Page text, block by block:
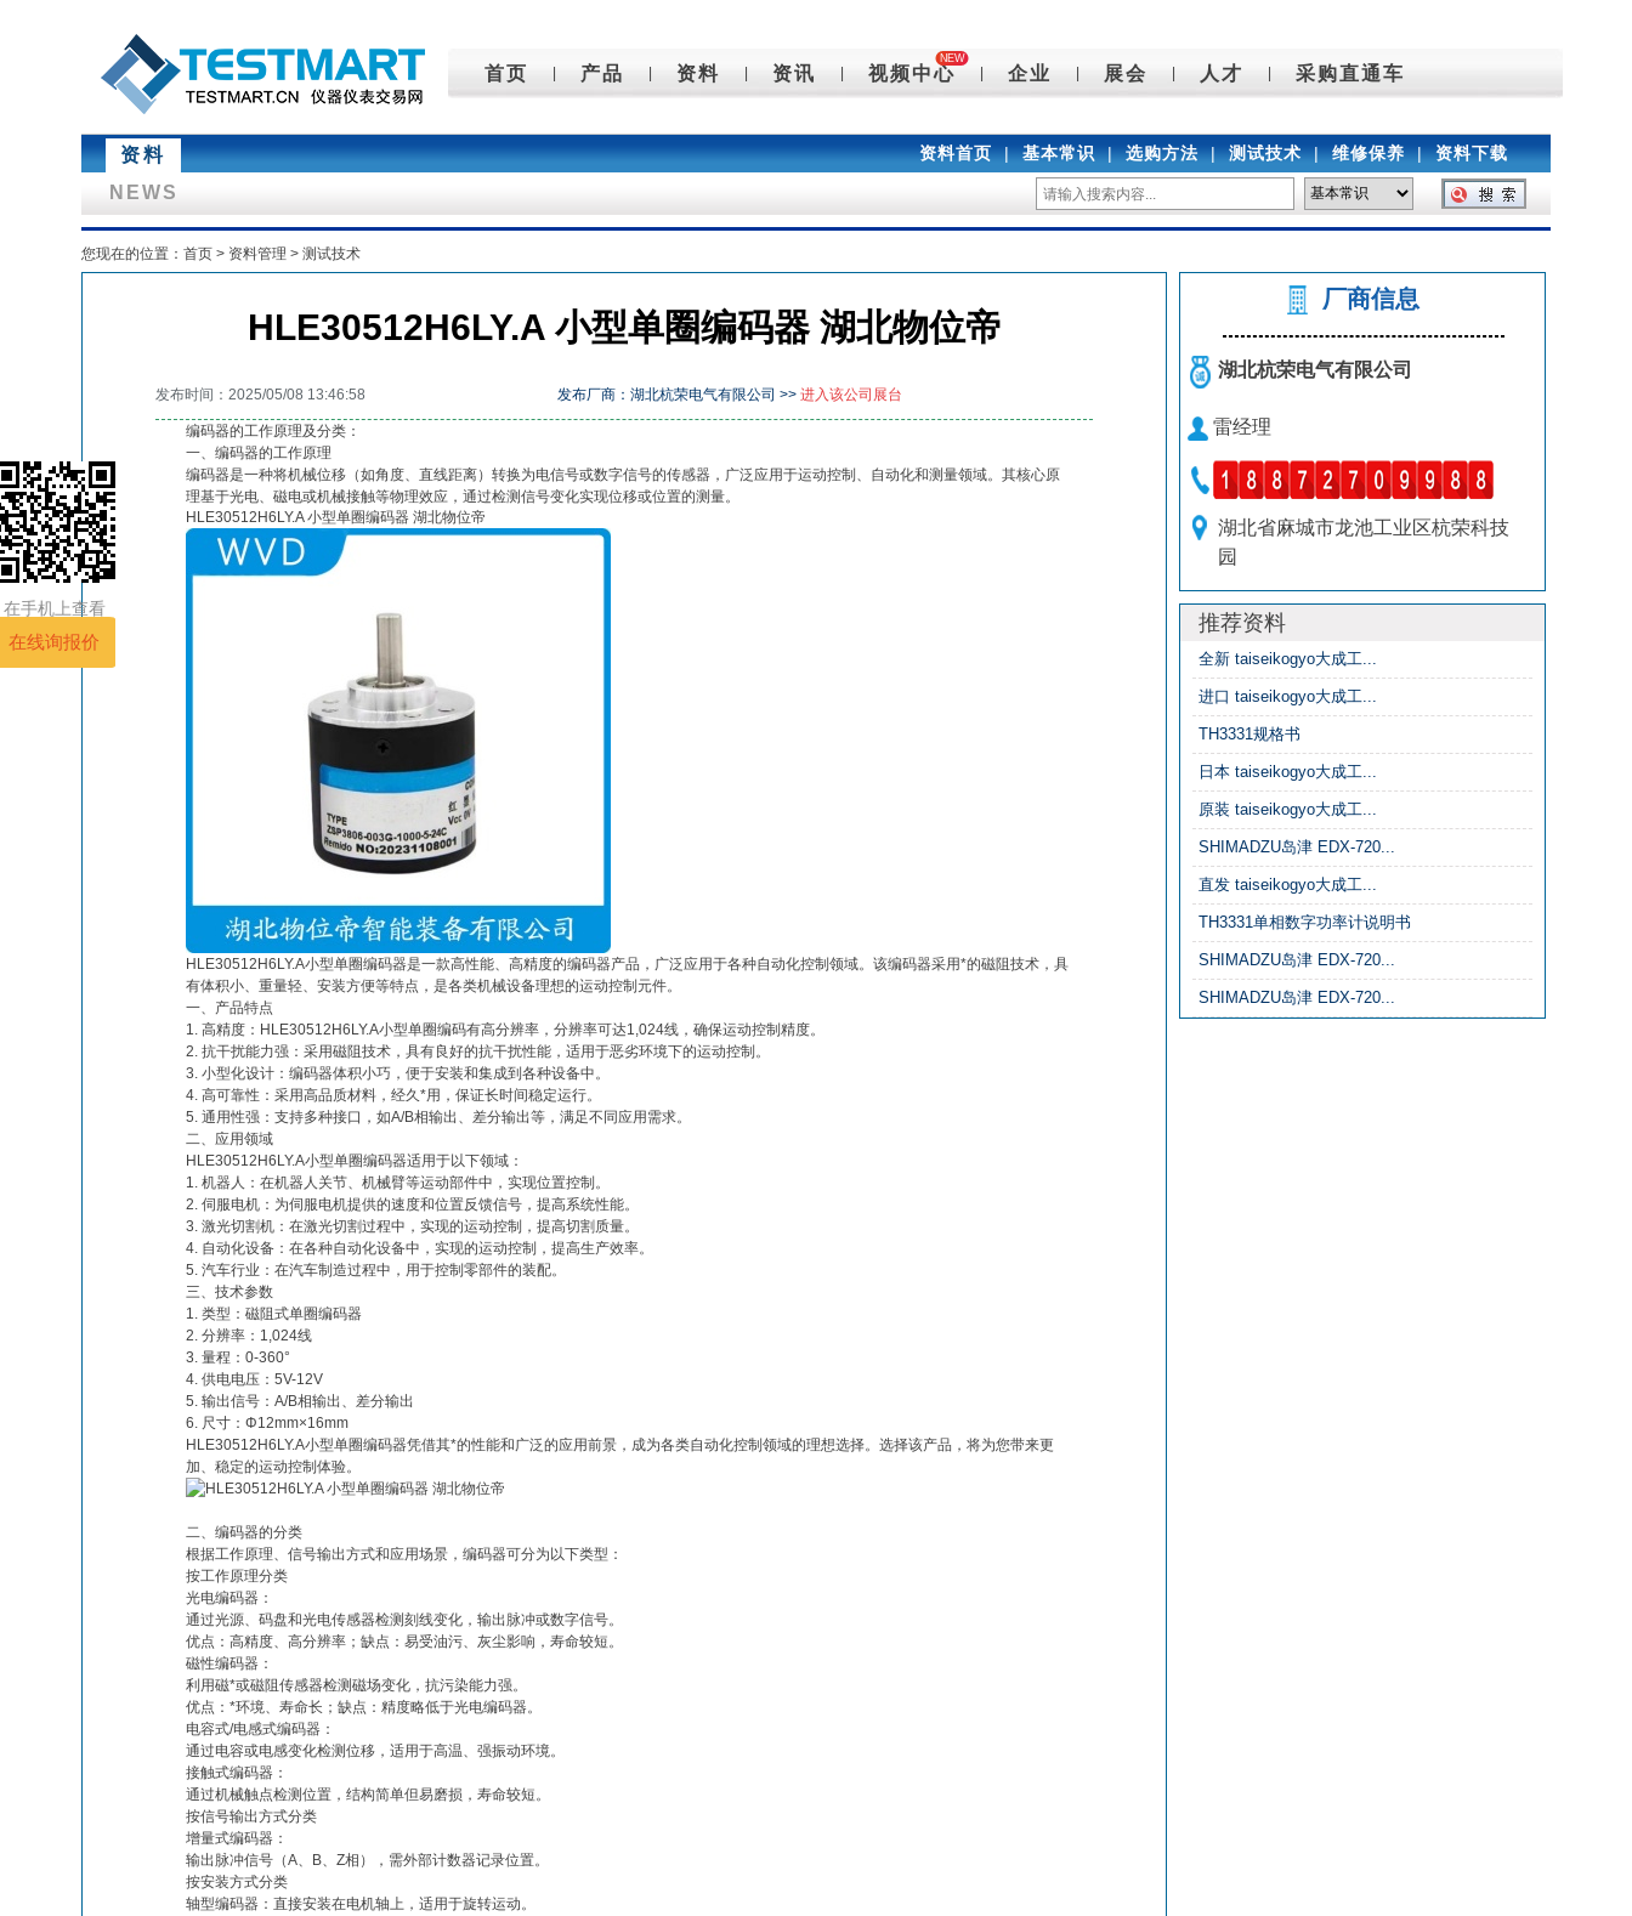
首页 产品 资料 资讯
NEW
视频中心 企业 展会 人才 采购直通车
资料 资料首页 | 基本常识 | 选购方法 | 测试技术 | 维修保养 | 资料下载
NEWS
您现在的位置： 首页 > 资料管理 > 测试技术
HLE30512H6LY.A 小型单圈编码器 湖北物位帝
发布时间：2025/05/08 13:46:58 发布厂商：湖北杭荣电气有限公司 >> 进入该公司展台
编码器的工作原理及分类：
一、编码器的工作原理
编码器是一种将机械位移（如角度、直线距离）转换为电信号或数字信号的传感器，广泛应用于运动控制、自动化和测量领域。其核心原
理基于光电、磁电或机械接触等物理效应，通过检测信号变化实现位移或位置的测量。
HLE30512H6LY.A 小型单圈编码器 湖北物位帝
HLE30512H6LY.A小型单圈编码器是一款高性能、高精度的编码器产品，广泛应用于各种自动化控制领域。该编码器采用*的磁阻技术，具
有体积小、重量轻、安装方便等特点，是各类机械设备理想的运动控制元件。
一、产品特点
1. 高精度：HLE30512H6LY.A小型单圈编码有高分辨率，分辨率可达1,024线，确保运动控制精度。
2. 抗干扰能力强：采用磁阻技术，具有良好的抗干扰性能，适用于恶劣环境下的运动控制。
3. 小型化设计：编码器体积小巧，便于安装和集成到各种设备中。
4. 高可靠性：采用高品质材料，经久*用，保证长时间稳定运行。
5. 通用性强：支持多种接口，如A/B相输出、差分输出等，满足不同应用需求。
二、应用领域
HLE30512H6LY.A小型单圈编码器适用于以下领域：
1. 机器人：在机器人关节、机械臂等运动部件中，实现位置控制。
2. 伺服电机：为伺服电机提供的速度和位置反馈信号，提高系统性能。
3. 激光切割机：在激光切割过程中，实现的运动控制，提高切割质量。
4. 自动化设备：在各种自动化设备中，实现的运动控制，提高生产效率。
5. 汽车行业：在汽车制造过程中，用于控制零部件的装配。
三、技术参数
1. 类型：磁阻式单圈编码器
2. 分辨率：1,024线
3. 量程：0-360°
4. 供电电压：5V-12V
5. 输出信号：A/B相输出、差分输出
6. 尺寸：Φ12mm×16mm
HLE30512H6LY.A小型单圈编码器凭借其*的性能和广泛的应用前景，成为各类自动化控制领域的理想选择。选择该产品，将为您带来更
加、稳定的运动控制体验。
二、编码器的分类
根据工作原理、信号输出方式和应用场景，编码器可分为以下类型：
按工作原理分类
光电编码器：
通过光源、码盘和光电传感器检测刻线变化，输出脉冲或数字信号。
优点：高精度、高分辨率；缺点：易受油污、灰尘影响，寿命较短。
磁性编码器：
利用磁*或磁阻传感器检测磁场变化，抗污染能力强。
优点：*环境、寿命长；缺点：精度略低于光电编码器。
电容式/电感式编码器：
通过电容或电感变化检测位移，适用于高温、强振动环境。
接触式编码器：
通过机械触点检测位置，结构简单但易磨损，寿命较短。
按信号输出方式分类
增量式编码器：
输出脉冲信号（A、B、Z相），需外部计数器记录位置。
按安装方式分类
轴型编码器：直接安装在电机轴上，适用于旋转运动。
厂商信息
湖北杭荣电气有限公司
雷经理
湖北省麻城市龙池工业区杭荣科技
园
推荐资料
全新 taiseikogyo大成工‌...
进口 taiseikogyo大成工‌...
TH3331规格书
日本 taiseikogyo大成工‌...
原装 taiseikogyo大成工‌...
SHIMADZU岛津 EDX-720...
直发 taiseikogyo大成工‌...
TH3331单相数字功率计说明书
SHIMADZU岛津 EDX-720...
SHIMADZU岛津 EDX-720...
在手机上查看